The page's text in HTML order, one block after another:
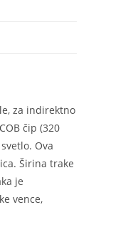
za indirektno
čip (320
Ova
Širina trake
je
vence,